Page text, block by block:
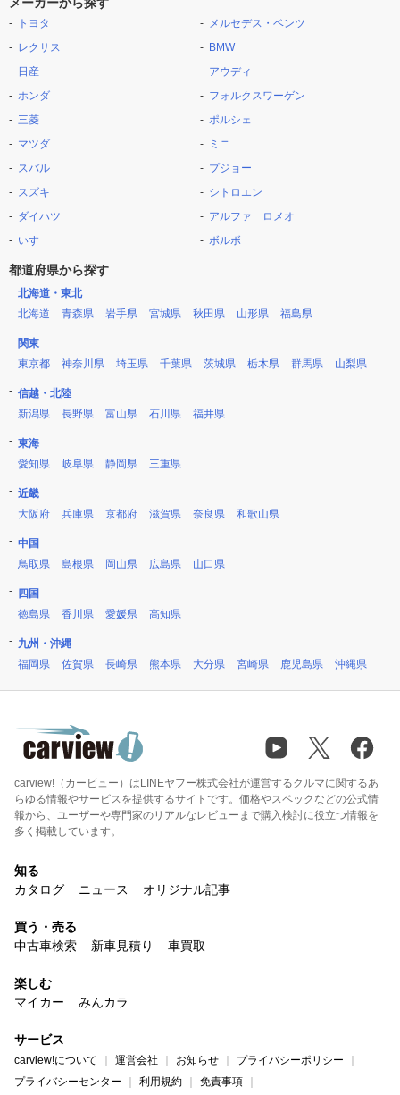
メーカーから探す
トヨタ
レクサス
日産
ホンダ
三菱
マツダ
スバル
スズキ
ダイハツ
いすゞ
メルセデス・ベンツ
BMW
アウディ
フォルクスワーゲン
ポルシェ
ミニ
プジョー
シトロエン
アルファ ロメオ
ボルボ
都道府県から探す
北海道・東北
北海道
青森県 岩手県 宮城県 秋田県 山形県 福島県
関東
東京都
神奈川県 埼玉県 千葉県 茨城県 栃木県 群馬県 山梨県
信越・北陸
新潟県
長野県 富山県 石川県 福井県
東海
愛知県
岐阜県 静岡県 三重県
近畿
大阪府
兵庫県 京都府 滋賀県 奈良県 和歌山県
中国
鳥取県
島根県 岡山県 広島県 山口県
四国
徳島県
香川県 愛媛県 高知県
九州・沖縄
福岡県
佐賀県 長崎県 熊本県 大分県 宮崎県 鹿児島県 沖縄県
carview!（カービュー）はLINEヤフー株式会社が運営するクルマに関するあ
らゆる情報やサービスを提供するサイトです。価格やスペックなどの公式情
報から、ユーザーや専門家のリアルなレビューまで購入検討に役立つ情報を
多く掲載しています。
知る
カタログ
ニュース オリジナル記事
買う・売る
中古車検索
新車見積り 車買取
楽しむ
マイカー
みんカラ
サービス
carview!について 運営会社 お知らせ
プライバシーポリシー
プライバシーセンター
利用規約 免責事項